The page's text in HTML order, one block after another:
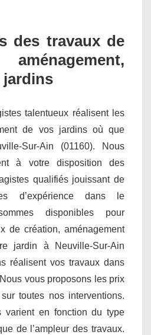
des travaux de
jardins
talentueux réalisent les
de vos jardins où que
Sur-Ain (01160). Nous
à votre disposition des
qualifiés jouissant de
d’expérience dans le
disponibles pour
de création, aménagement
jardin à Neuville-Sur-Ain
réalisent vos travaux dans
vous proposons les prix
toutes nos interventions.
varient en fonction du type
de l’ampleur des travaux.